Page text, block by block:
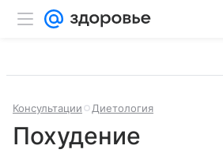
Консультации Диетология
Похудение